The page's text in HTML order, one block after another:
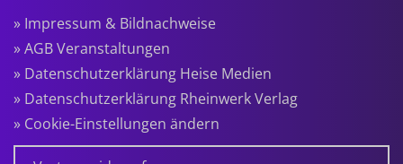
» Impressum & Bildnachweise
» AGB Veranstaltungen
» Datenschutzerklärung Heise Medien
» Datenschutzerklärung Rheinwerk Verlag
» Cookie-Einstellungen ändern